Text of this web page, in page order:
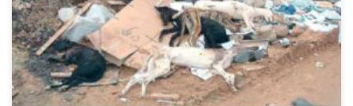
abandonados o en el peor de los casos sacrificados. Tres
asociaciones y el Partido animalista reclaman medidas más
severas y más vigilancia a la Guardia Civil. Todo deporte […]